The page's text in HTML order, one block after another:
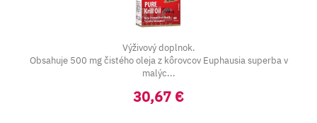
Výživový doplnok.
Obsahuje 500 mg čistého oleja z kôrovcov Euphausia superba v
malýc...
30,67 €